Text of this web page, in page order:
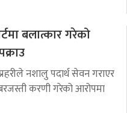
बलात्कार गरेको
नशालु पदार्थ सेवन गराएर
करणी गरेको आरोपमा